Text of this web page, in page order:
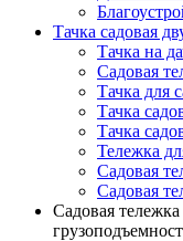
Тачка садовая
Тачка на
Садовая
Тачка для
Тачка
Тачка
Тележка
Садовая
Садовая
Садовая